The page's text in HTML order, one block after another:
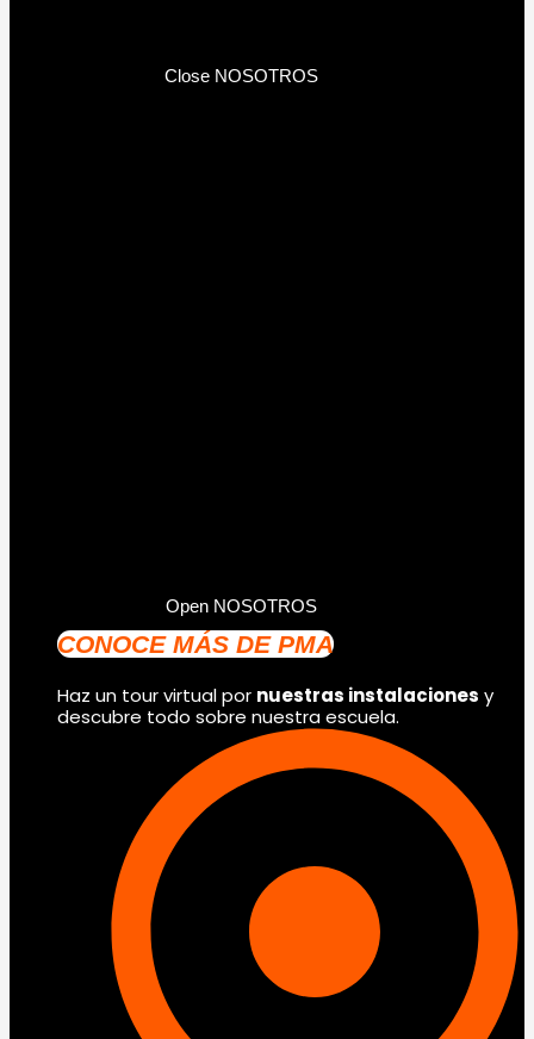
Close NOSOTROS
Open NOSOTROS
CONOCE MÁS DE PMA
Haz un tour virtual por nuestras instalaciones y
descubre todo sobre nuestra escuela.